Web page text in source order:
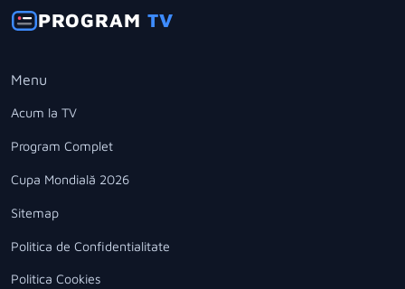
PROGRAMTV
Menu
Acum la TV
Program Complet
Cupa Mondială 2026
Sitemap
Politica de Confidentialitate
Politica Cookies